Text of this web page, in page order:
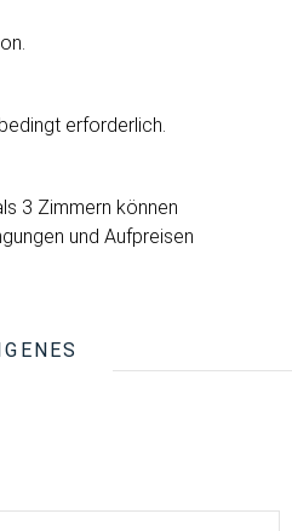
erforderlich.
3 Zimmern können
und Aufpreisen